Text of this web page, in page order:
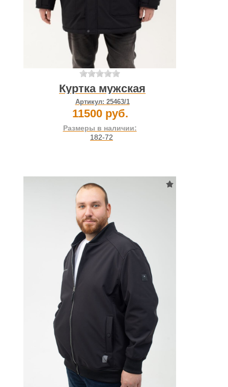
Куртка мужская
Артикул: 25463/1
11500 руб.
Размеры в наличии:
182-72